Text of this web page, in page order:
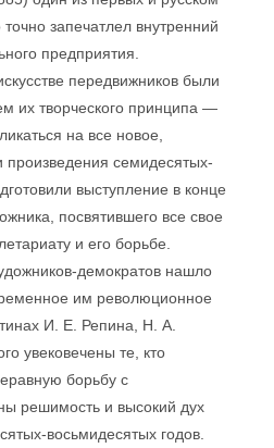
запечатлел внутренний
предприятия.
передвижников были
их творческого принципа —
на все новое,
произведения семидесятых-
выступление в конце
посвятившего все свое
и его борьбе.
демократов нашло
им революционное
И. Е. Репина, Н. А.
увековечены те, кто
борьбу с
решимость и высокий дух
восьмидесятых годов.